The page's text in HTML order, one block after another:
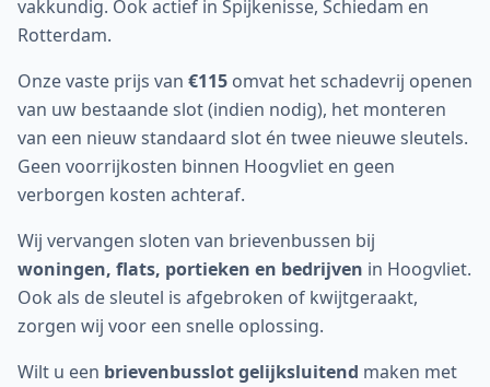
vakkundig. Ook actief in Spijkenisse, Schiedam en
Rotterdam.
Onze vaste prijs van €115 omvat het schadevrij openen
van uw bestaande slot (indien nodig), het monteren
van een nieuw standaard slot én twee nieuwe sleutels.
Geen voorrijkosten binnen Hoogvliet en geen
verborgen kosten achteraf.
Wij vervangen sloten van brievenbussen bij
woningen, flats, portieken en bedrijven in Hoogvliet.
Ook als de sleutel is afgebroken of kwijtgeraakt,
zorgen wij voor een snelle oplossing.
Wilt u een brievenbusslot gelijksluitend maken met